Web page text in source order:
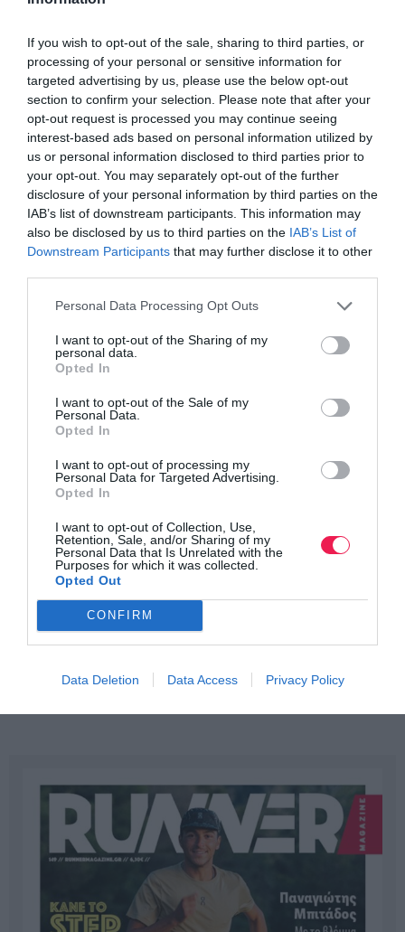
If you wish to opt-out of the sale, sharing to third parties, or
processing of your personal or sensitive information for
targeted advertising by us, please use the below opt-out
section to confirm your selection. Please note that after your
opt-out request is processed you may continue seeing
interest-based ads based on personal information utilized by
us or personal information disclosed to third parties prior to
your opt-out. You may separately opt-out of the further
disclosure of your personal information by third parties on the
IAB’s list of downstream participants. This information may
also be disclosed by us to third parties on the IAB’s List of
Downstream Participants that may further disclose it to other
Personal Data Processing Opt Outs
I want to opt-out of the Sharing of my
personal data.
Opted In
I want to opt-out of the Sale of my
Personal Data.
Opted In
I want to opt-out of processing my
Personal Data for Targeted Advertising.
Opted In
I want to opt-out of Collection, Use,
Retention, Sale, and/or Sharing of my
Personal Data that Is Unrelated with the
Purposes for which it was collected.
Opted Out
CONFIRM
Data Deletion Data Access Privacy Policy